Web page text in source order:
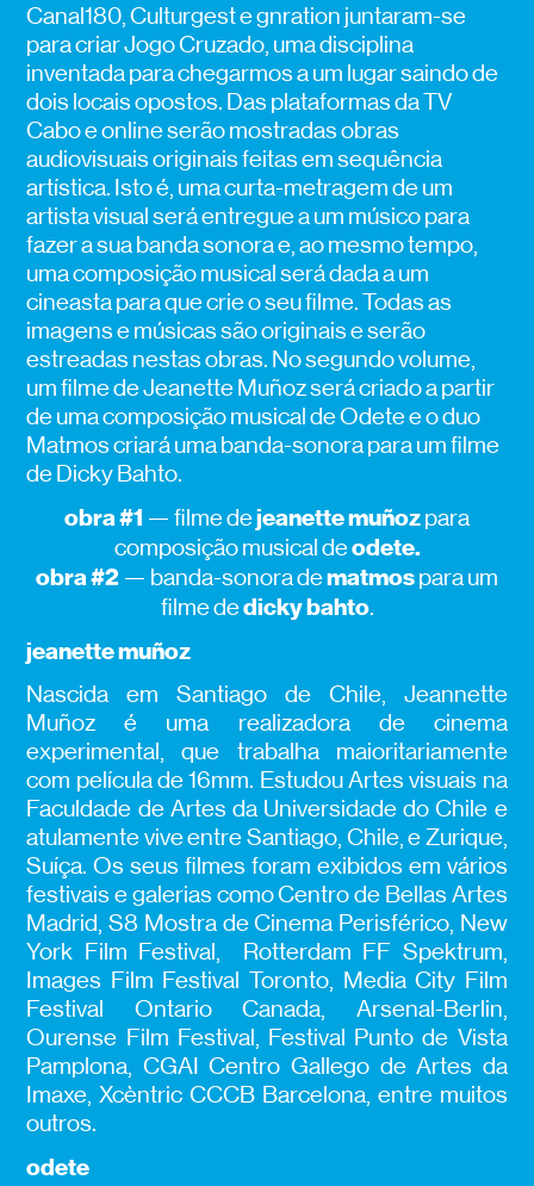
Canal180, Culturgest e gnration juntaram-se
para criar Jogo Cruzado, uma disciplina
inventada para chegarmos a um lugar saindo de
dois locais opostos. Das plataformas da TV
Cabo e online serão mostradas obras
audiovisuais originais feitas em sequência
artística. Isto é, uma curta-metragem de um
artista visual será entregue a um músico para
fazer a sua banda sonora e, ao mesmo tempo,
uma composição musical será dada a um
cineasta para que crie o seu filme. Todas as
imagens e músicas são originais e serão
estreadas nestas obras. No segundo volume,
um filme de Jeanette Muñoz será criado a partir
de uma composição musical de Odete e o duo
Matmos criará uma banda-sonora para um filme
de Dicky Bahto.
obra #1 — filme dejeanette muñozpara
composição musical deodete.
obra #2 — banda-sonora dematmospara um
filme dedicky bahto.
jeanette muñoz
Nascida em Santiago de Chile, Jeannette
Muñoz é uma realizadora de cinema
experimental, que trabalha maioritariamente
com película de 16mm. Estudou Artes visuais na
Faculdade de Artes da Universidade do Chile e
atulamente vive entre Santiago, Chile, e Zurique,
Suíça. Os seus filmes foram exibidos em vários
festivais e galerias como Centro de Bellas Artes
Madrid, S8 Mostra de Cinema Perisférico, New
York Film Festival, Rotterdam FF Spektrum,
Images Film Festival Toronto, Media City Film
Festival Ontario Canada, Arsenal-Berlin,
Ourense Film Festival, Festival Punto de Vista
Pamplona, CGAI Centro Gallego de Artes da
Imaxe, Xcèntric CCCB Barcelona, entre muitos
outros.
odete